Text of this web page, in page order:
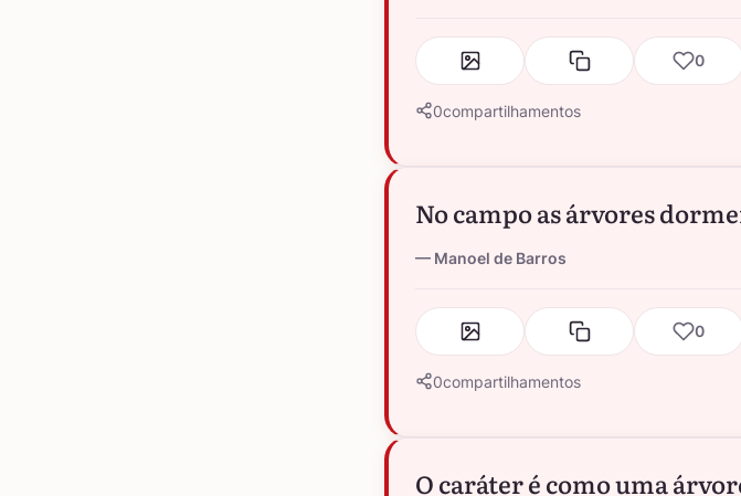
0
0compartilhamentos
No campo as árvores
Manoel de Barros
0
0compartilhamentos
O caráter é como uma